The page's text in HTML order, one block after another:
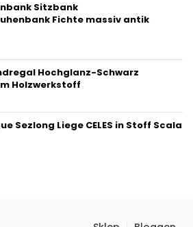
Sitzbank
Fichte massiv antik
Hochglanz-Schwarz
Holzwerkstoff
Sezlong Liege CELES in Stoff Scala